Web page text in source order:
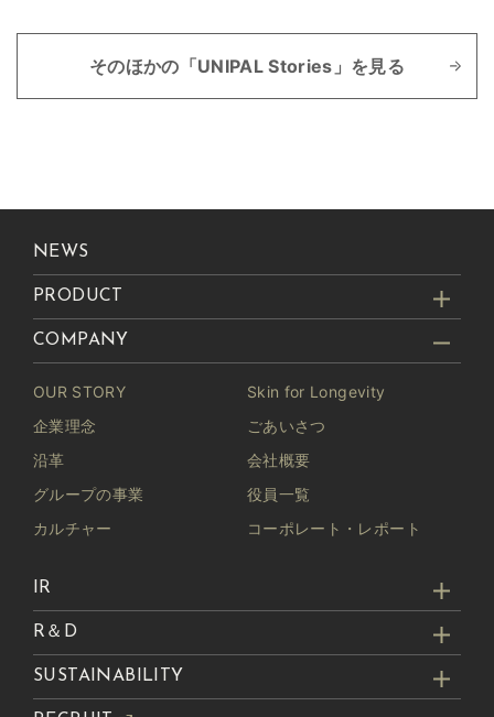
そのほかの「UNIPAL Stories」を見る
NEWS
PRODUCT
COMPANY
OUR STORY
Skin for Longevity
企業理念
ごあいさつ
沿革
会社概要
グループの事業
役員一覧
カルチャー
コーポレート・レポート
IR
R＆D
SUSTAINABILITY